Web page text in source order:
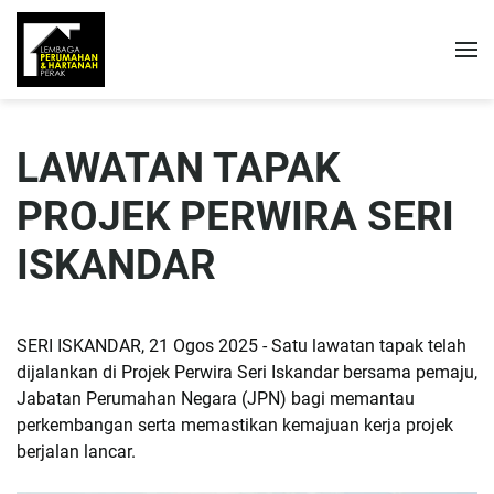
LAWATAN TAPAK
PROJEK PERWIRA SERI
ISKANDAR
SERI ISKANDAR, 21 Ogos 2025 - Satu lawatan tapak telah
dijalankan di Projek Perwira Seri Iskandar bersama pemaju,
Jabatan Perumahan Negara (JPN) bagi memantau
perkembangan serta memastikan kemajuan kerja projek
berjalan lancar.